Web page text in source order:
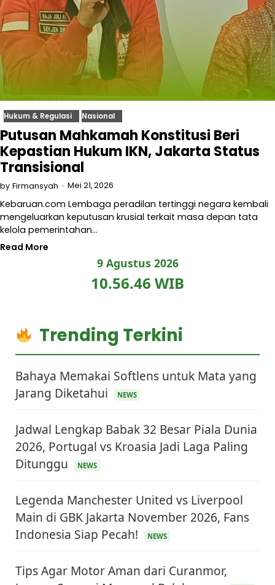
Hukum & Regulasi Nasional
Putusan Mahkamah Konstitusi Beri
Kepastian Hukum IKN, Jakarta Status
Transisional
by Firmansyah Mei 21, 2026
Kebaruan.com Lembaga peradilan tertinggi negara kembali
mengeluarkan keputusan krusial terkait masa depan tata
kelola pemerintahan…
Read More
9 Agustus 2026
10.56.46 WIB
Trending Terkini
Bahaya Memakai Softlens untuk Mata yang
Jarang Diketahui
NEWS
Jadwal Lengkap Babak 32 Besar Piala Dunia
2026, Portugal vs Kroasia Jadi Laga Paling
Ditunggu
NEWS
Legenda Manchester United vs Liverpool
Main di GBK Jakarta November 2026, Fans
Indonesia Siap Pecah!
NEWS
Tips Agar Motor Aman dari Curanmor,